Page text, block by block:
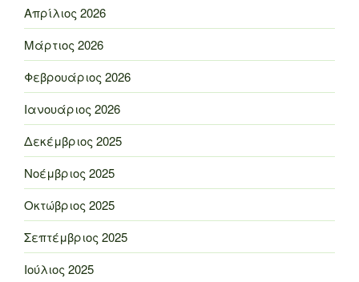
Απρίλιος 2026
Μάρτιος 2026
Φεβρουάριος 2026
Ιανουάριος 2026
Δεκέμβριος 2025
Νοέμβριος 2025
Οκτώβριος 2025
Σεπτέμβριος 2025
Ιούλιος 2025